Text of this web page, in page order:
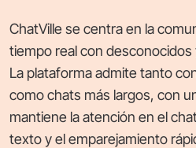
ChatVille se centra en la
tiempo real con
La plataforma admite tanto
como chats más largos, con
mantiene la atención en el
texto y el emparejamiento